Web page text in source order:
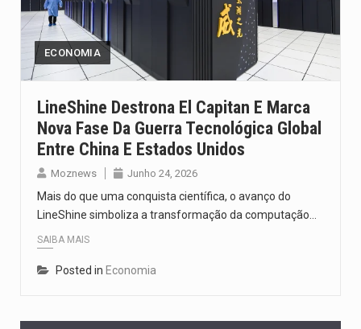
De acordo com as autoridades de saúde da Faixa de…
Cover photo suggestion (in English): A police officer outside a…
ECONOMIA
LineShine Destrona El Capitan E Marca
Nova Fase Da Guerra Tecnológica Global
Entre China E Estados Unidos
Moznews Junho 24, 2026
Mais do que uma conquista científica, o avanço do
LineShine simboliza a transformação da computação…
SAIBA MAIS
Posted in Economia